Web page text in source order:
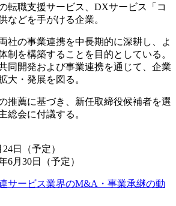
転職支援サービス、DXサービス「コ
などを手がける企業。
社の事業連携を中長期的に深耕し、よ
制を構築することを目的としている。
同開発および事業連携を通じて、企業
大・発展を図る。
推薦に基づき、新任取締役候補者を選
総会に付議する。
日（予定）
6月30日（予定）
サービス業界のM&A・事業承継の動